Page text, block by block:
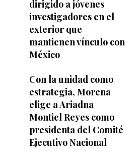
dirigido a jóvenes
investigadores en el
exterior que
mantienen vínculo con
México
Con la unidad como
estrategia, Morena
elige a Ariadna
Montiel Reyes como
presidenta del Comité
Ejecutivo Nacional